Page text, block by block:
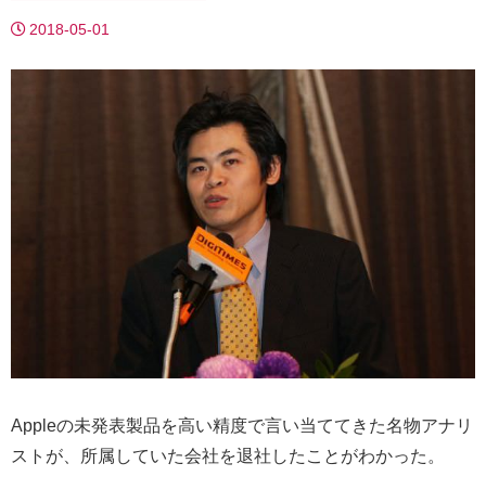
2018-05-01
Appleの未発表製品を高い精度で言い当ててきた名物アナリ
ストが、所属していた会社を退社したことがわかった。